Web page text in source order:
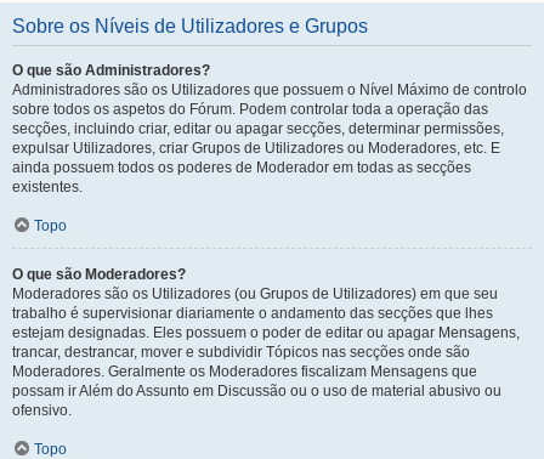
Sobre os Níveis de Utilizadores e Grupos
O que são Administradores?
Administradores são os Utilizadores que possuem o Nível Máximo de controlo
sobre todos os aspetos do Fórum. Podem controlar toda a operação das
secções, incluindo criar, editar ou apagar secções, determinar permissões,
expulsar Utilizadores, criar Grupos de Utilizadores ou Moderadores, etc. E
ainda possuem todos os poderes de Moderador em todas as secções
existentes.
Topo
O que são Moderadores?
Moderadores são os Utilizadores (ou Grupos de Utilizadores) em que seu
trabalho é supervisionar diariamente o andamento das secções que lhes
estejam designadas. Eles possuem o poder de editar ou apagar Mensagens,
trancar, destrancar, mover e subdividir Tópicos nas secções onde são
Moderadores. Geralmente os Moderadores fiscalizam Mensagens que
possam ir Além do Assunto em Discussão ou o uso de material abusivo ou
ofensivo.
Topo